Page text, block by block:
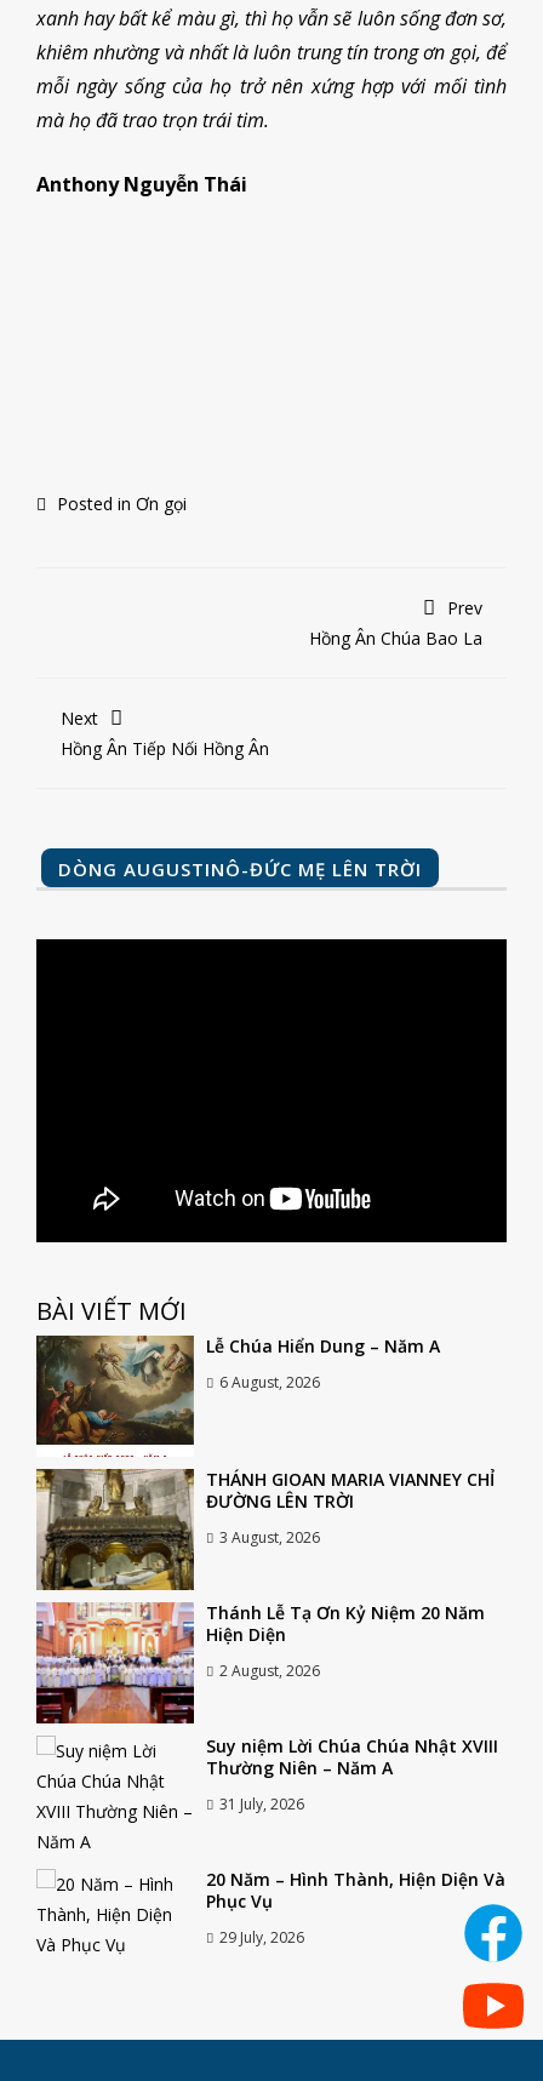
xanh hay bất kể màu gì, thì họ vẫn sẽ luôn sống đơn sơ,
khiêm nhường và nhất là luôn trung tín trong ơn gọi, để
mỗi ngày sống của họ trở nên xứng hợp với mối tình
mà họ đã trao trọn trái tim.
Anthony Nguyễn Thái
Posted in Ơn gọi
Prev
Hồng Ân Chúa Bao La
Next
Hồng Ân Tiếp Nối Hồng Ân
DÒNG AUGUSTINÔ-ĐỨC MẸ LÊN TRỜI
BÀI VIẾT MỚI
Lễ Chúa Hiển Dung – Năm A
6 August, 2026
THÁNH GIOAN MARIA VIANNEY CHỈ
ĐƯỜNG LÊN TRỜI
3 August, 2026
Thánh Lễ Tạ Ơn Kỷ Niệm 20 Năm
Hiện Diện
2 August, 2026
Suy niệm Lời Chúa Chúa Nhật XVIII
Thường Niên – Năm A
31 July, 2026
20 Năm – Hình Thành, Hiện Diện Và
Phục Vụ
29 July, 2026